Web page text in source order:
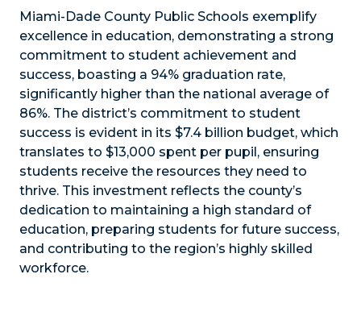
Miami-Dade County Public Schools exemplify
excellence in education, demonstrating a strong
commitment to student achievement and
success, boasting a 94% graduation rate,
significantly higher than the national average of
86%. The district’s commitment to student
success is evident in its $7.4 billion budget, which
translates to $13,000 spent per pupil, ensuring
students receive the resources they need to
thrive. This investment reflects the county’s
dedication to maintaining a high standard of
education, preparing students for future success,
and contributing to the region’s highly skilled
workforce.